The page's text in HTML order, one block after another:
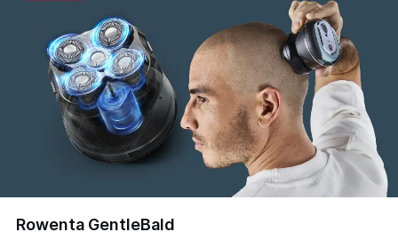
Rowenta GentleBald